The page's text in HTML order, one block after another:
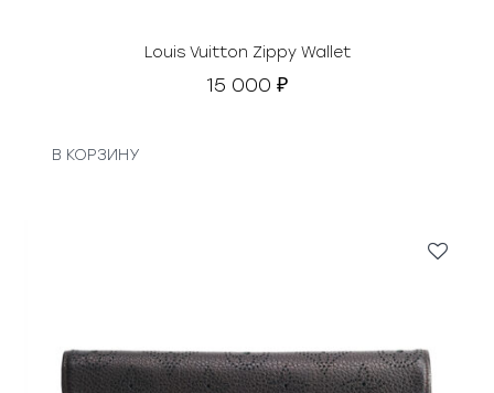
Louis Vuitton Zippy Wallet
15 000 ₽
В КОРЗИНУ